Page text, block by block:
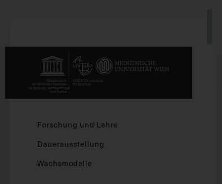
Forschung und Lehre
Dauerausstellung
Wachsmodelle